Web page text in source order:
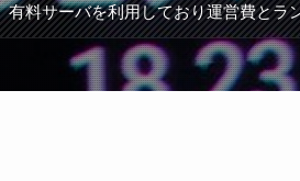
料サーバを利用しており運営費と